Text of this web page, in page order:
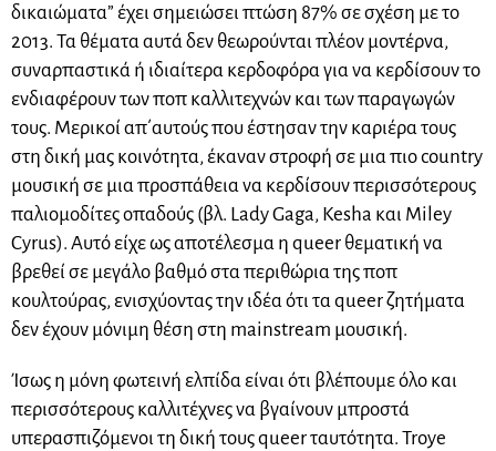
δικαιώματα” έχει σημειώσει πτώση 87% σε σχέση με το
2013. Τα θέματα αυτά δεν θεωρούνται πλέον μοντέρνα,
συναρπαστικά ή ιδιαίτερα κερδοφόρα για να κερδίσουν το
ενδιαφέρουν των ποπ καλλιτεχνών και των παραγωγών
τους. Μερικοί απ΄αυτούς που έστησαν την καριέρα τους
στη δική μας κοινότητα, έκαναν στροφή σε μια πιο country
μουσική σε μια προσπάθεια να κερδίσουν περισσότερους
παλιομοδίτες οπαδούς (βλ. Lady Gaga, Kesha και Miley
Cyrus). Αυτό είχε ως αποτέλεσμα η queer θεματική να
βρεθεί σε μεγάλο βαθμό στα περιθώρια της ποπ
κουλτούρας, ενισχύοντας την ιδέα ότι τα queer ζητήματα
δεν έχουν μόνιμη θέση στη mainstream μουσική.
Ίσως η μόνη φωτεινή ελπίδα είναι ότι βλέπουμε όλο και
περισσότερους καλλιτέχνες να βγαίνουν μπροστά
υπερασπιζόμενοι τη δική τους queer ταυτότητα. Troye